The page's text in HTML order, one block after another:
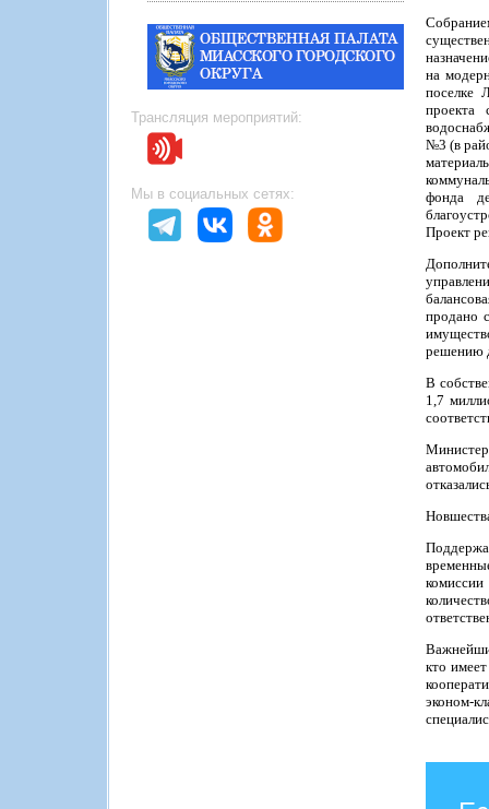
Трансляция мероприятий:
Мы в социальных сетях:
на
поселке
проекта
№3 (в
фонда
Проект
продано
решению
В
1,7
кто
эконом-